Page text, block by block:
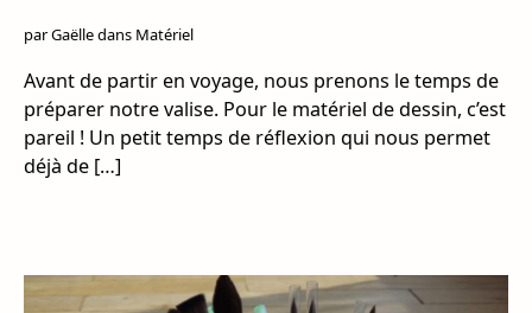
parGaëlledans Matériel
Avant de partir en voyage, nous prenons le temps de
préparer notre valise. Pour le matériel de dessin, c’est
pareil ! Un petit temps de réflexion qui nous permet
déjà de […]